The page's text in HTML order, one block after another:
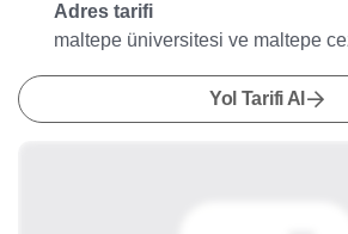
Adres tarifi
maltepe üniversitesi ve maltepe
Yol Tarifi Al